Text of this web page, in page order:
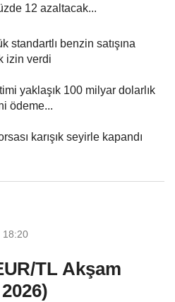
12 azaltacak...
standartlı benzin satışına
izin verdi
yaklaşık 100 milyar dolarlık
ödeme...
karışık seyirle kapandı
18:20
TL Akşam